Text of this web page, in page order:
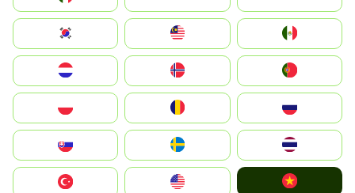
South Korea
United States